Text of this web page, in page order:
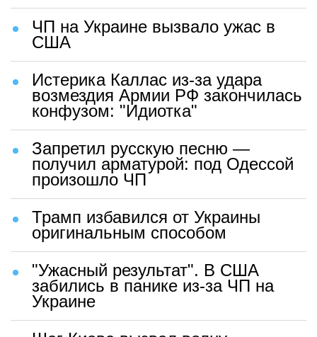
ЧП на Украине вызвало ужас в
США
Истерика Каллас из-за удара
возмездия Армии РФ закончилась
конфузом: "Идиотка"
Запретил русскую песню —
получил арматурой: под Одессой
произошло ЧП
Трамп избавился от Украины
оригинальным способом
"Ужасный результат". В США
забились в панике из-за ЧП на
Украине